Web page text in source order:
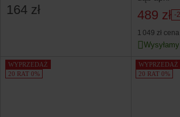
164 zł 489 zł -
1 049 zł
WYPRZEDAŻ
20 RAT 0%
WYPRZEDAŻ
20 RAT 0%